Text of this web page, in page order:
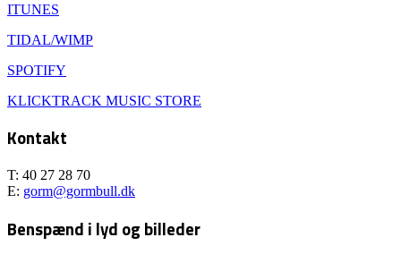
ITUNES
TIDAL/WIMP
SPOTIFY
KLICKTRACK MUSIC STORE
Kontakt
T: 40 27 28 70
E: gorm@gormbull.dk
Benspænd i lyd og billeder